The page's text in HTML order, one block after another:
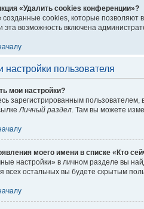
«Удалить cookies конференции»?
созданные cookies, которые позволяют
эта возможность включена
пользователя
мои настройки?
зарегистрированным
Личный раздел . Там вы можете
моего имени в списке «Кто
настройки» в личном разделе вы
всех остальных вы будете скрытым